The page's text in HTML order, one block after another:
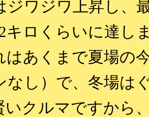
ジワジワ上昇し、
キロくらいに達し
あくまで夏場の
なし）で、冬場は
クルマですから